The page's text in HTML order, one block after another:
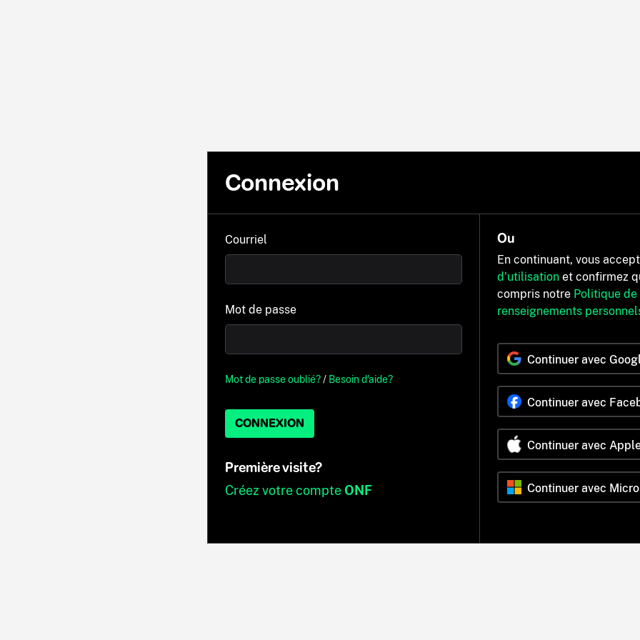
Connexion
Courriel
Mot de passe
Mot de passe oublié?/ Besoin d'aide?
CONNEXION
Première visite?
Créez votre compteONF
Ou
En continuant, vous
d'utilisation et confirmez
compris notre Politique
renseignements
Continuer avec
Continuer avec
Continuer avec
Continuer avec